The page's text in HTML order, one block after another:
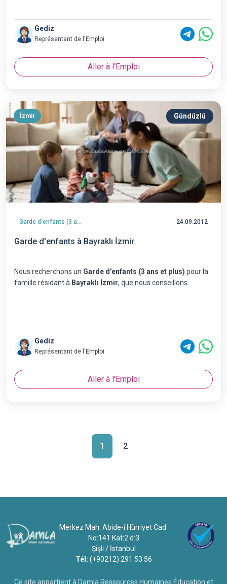
Gediz
Représentant de l'Emploi
Aller à l'Emploi
İzmir Gündüzlü
Garde d'enfants (3 ans et plus) 24.09.2012
Garde d'enfants à Bayraklı İzmir
Nous recherchons un Garde d'enfants (3 ans et plus) pour la
famille résidant à Bayraklı İzmir, que nous conseillons.
Gediz
Représentant de l'Emploi
Aller à l'Emploi
1 2
Merkez Mah. Abide-i Hürriyet Cad.
No:141 Kat:2 d:3
Şişli / İstanbul
Tél: (+90212) 291 53 56
Ce site appartient à Damla Ressources Humaines Éducation et